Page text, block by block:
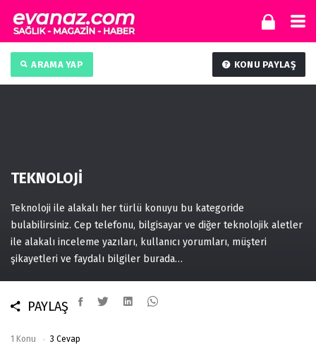
ARAMA YAP KONU PAYLAŞ
TEKNOLOJİ
Teknoloji ile alakalı her türlü konuyu bu kategoride
bulabilirsiniz. Cep telefonu, bilgisayar ve diğer teknolojik aletler
ile alakalı inceleme yazıları, kullanıcı yorumları, müşteri
şikayetleri ve faydalı bilgiler burada…
PAYLAŞ
3 Cevap
1 Konu